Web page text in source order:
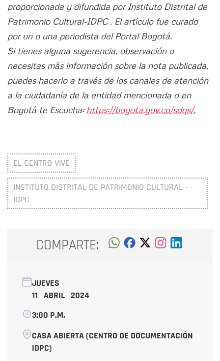
proporcionada y difundida por Instituto Distrital de
Patrimonio Cultural-IDPC . El artículo fue curado
por un o una periodista del Portal Bogotá.
Si tienes alguna sugerencia, observación o
necesitas más información sobre la nota publicada,
puedes hacerlo a través de los canales de atención
a la ciudadanía de la entidad mencionada o en
Bogotá te Escucha: https://bogota.gov.co/sdqs/.
EL CENTRO VIVE
INSTITUTO DISTRITAL DE PATRIMONIO CULTURAL -
IDPC
COMPARTE:
JUEVES
11 ABRIL 2024
3:00 P.M.
CASA ABIERTA (CENTRO DE DOCUMENTACIÓN
IDPC)